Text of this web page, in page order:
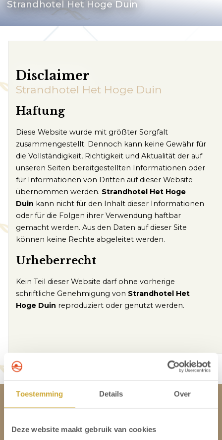
Toestemming Details Over
Deze website maakt gebruik van cookies
Strandhotel Het Hoge Duin
Disclaimer
Strandhotel Het Hoge Duin
Haftung
Diese Website wurde mit größter Sorgfalt
zusammengestellt. Dennoch kann keine Gewähr für
die Vollständigkeit, Richtigkeit und Aktualität der auf
unseren Seiten bereitgestellten Informationen oder
für Informationen von Dritten auf dieser Website
übernommen werden. Strandhotel Het Hoge
Duin kann nicht für den Inhalt dieser Informationen
oder für die Folgen ihrer Verwendung haftbar
gemacht werden. Aus den Daten auf dieser Site
können keine Rechte abgeleitet werden.
Urheberrecht
Kein Teil dieser Website darf ohne vorherige
schriftliche Genehmigung von Strandhotel Het
Hoge Duin reproduziert oder genutzt werden.
Strandhotel Het Hoge Duin